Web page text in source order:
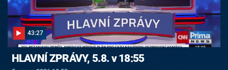
43:27
HLAVNÍ ZPRÁVY, 5.8. v 18:55